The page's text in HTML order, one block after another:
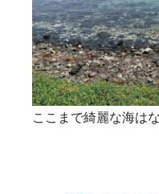
ここまで綺麗な海は